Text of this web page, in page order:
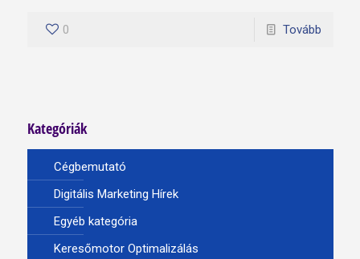
0 Tovább
Kategóriák
Cégbemutató
Digitális Marketing Hírek
Egyéb kategória
Keresőmotor Optimalizálás